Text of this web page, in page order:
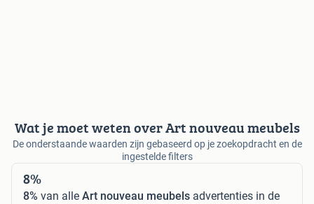
Wat je moet weten over Art nouveau meubels
De onderstaande waarden zijn gebaseerd op je zoekopdracht en de
ingestelde filters
8%
8% van alle Art nouveau meubels advertenties in de